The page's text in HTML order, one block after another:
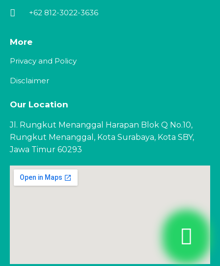
+62 812-3022-3636
More
Privacy and Policy
Disclaimer
Our Location
Jl. Rungkut Menanggal Harapan Blok Q No.10,
Rungkut Menanggal, Kota Surabaya, Kota SBY,
Jawa Timur 60293